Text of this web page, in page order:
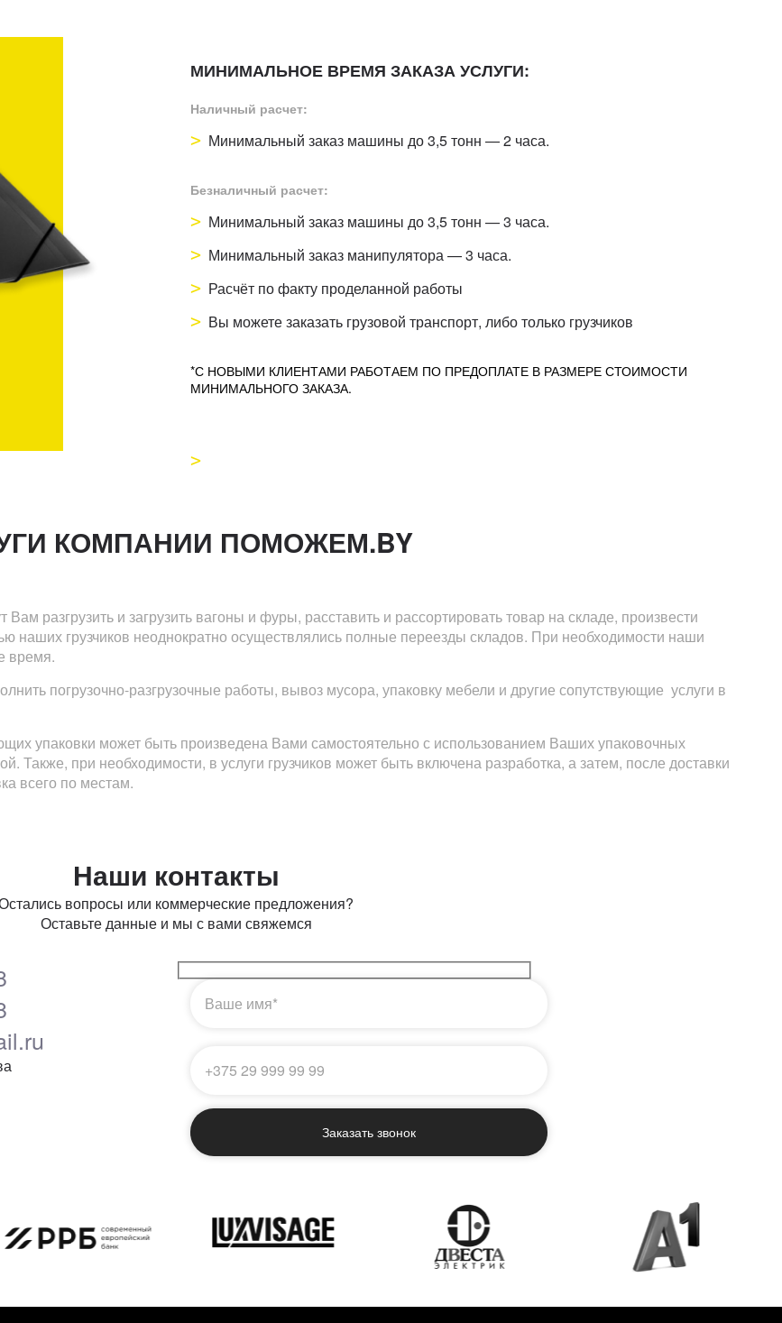
МИНИМАЛЬНОЕ ВРЕМЯ ЗАКАЗА УСЛУГИ:
Наличный расчет:
Минимальный заказ машины до 3,5 тонн — 2 часа.
Безналичный расчет:
Минимальный заказ машины до 3,5 тонн — 3 часа.
Минимальный заказ манипулятора — 3 часа.
Расчёт по факту проделанной работы
Вы можете заказать грузовой транспорт, либо только грузчиков
*С НОВЫМИ КЛИЕНТАМИ РАБОТАЕМ ПО ПРЕДОПЛАТЕ В РАЗМЕРЕ СТОИМОСТИ
МИНИМАЛЬНОГО ЗАКАЗА.
КОМПАНИИ ПОМОЖЕМ.BY
разгрузить и загрузить вагоны и фуры, расставить и рассортировать товар на складе, произвести
наших грузчиков неоднократно осуществлялись полные переезды складов. При необходимости наши
время.
погрузочно-разгрузочные работы, вывоз мусора, упаковку мебели и другие сопутствующие услуги в
упаковки может быть произведена Вами самостоятельно с использованием Ваших упаковочных
при необходимости, в услуги грузчиков может быть включена разработка, а затем, после доставки
всего по местам.
Наши контакты
вопросы или коммерческие предложения?
Оставьте данные и мы с вами свяжемся